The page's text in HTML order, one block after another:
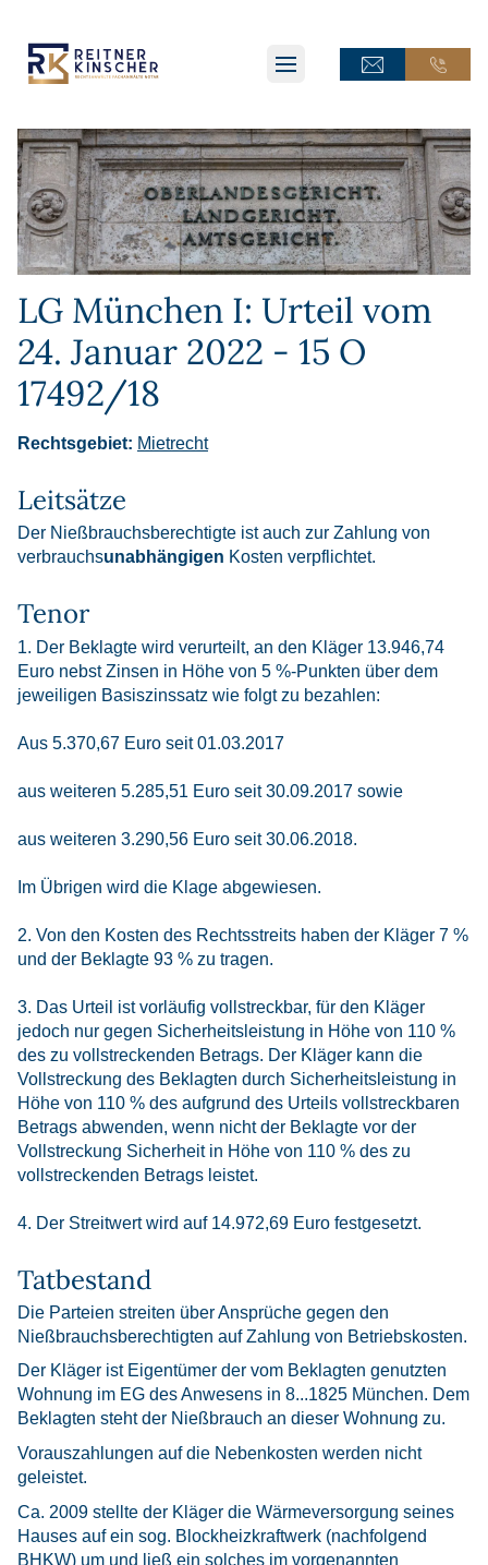
ONLINE-TERMINANFRAGE
ONLINE-AKTE
ONLINE-TERMINANFRAGE
ONLINE-AKTE
LG München I: Urteil vom
24. Januar 2022 - 15 O
17492/18
Rechtsgebiet: Mietrecht
Leitsätze
Der Nießbrauchsberechtigte ist auch zur Zahlung von
verbrauchsunabhängigen Kosten verpflichtet.
Tenor
1. Der Beklagte wird verurteilt, an den Kläger 13.946,74
Euro nebst Zinsen in Höhe von 5 %-Punkten über dem
jeweiligen Basiszinssatz wie folgt zu bezahlen:
Aus 5.370,67 Euro seit 01.03.2017
aus weiteren 5.285,51 Euro seit 30.09.2017 sowie
aus weiteren 3.290,56 Euro seit 30.06.2018.
Im Übrigen wird die Klage abgewiesen.
2. Von den Kosten des Rechtsstreits haben der Kläger 7 %
und der Beklagte 93 % zu tragen.
3. Das Urteil ist vorläufig vollstreckbar, für den Kläger
jedoch nur gegen Sicherheitsleistung in Höhe von 110 %
des zu vollstreckenden Betrags. Der Kläger kann die
Vollstreckung des Beklagten durch Sicherheitsleistung in
Höhe von 110 % des aufgrund des Urteils vollstreckbaren
Betrags abwenden, wenn nicht der Beklagte vor der
Vollstreckung Sicherheit in Höhe von 110 % des zu
vollstreckenden Betrags leistet.
4. Der Streitwert wird auf 14.972,69 Euro festgesetzt.
Tatbestand
Die Parteien streiten über Ansprüche gegen den
Nießbrauchsberechtigten auf Zahlung von Betriebskosten.
Der Kläger ist Eigentümer der vom Beklagten genutzten
Wohnung im EG des Anwesens in 8...1825 München. Dem
Beklagten steht der Nießbrauch an dieser Wohnung zu.
Vorauszahlungen auf die Nebenkosten werden nicht
geleistet.
Ca. 2009 stellte der Kläger die Wärmeversorgung seines
Hauses auf ein sog. Blockheizkraftwerk (nachfolgend
BHKW) um und ließ ein solches im vorgenannten